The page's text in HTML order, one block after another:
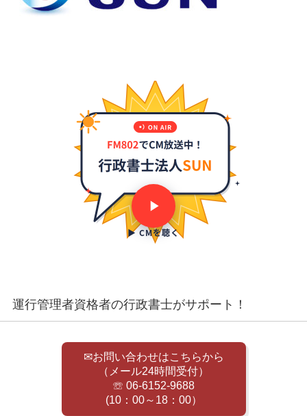
▶ CMを聴く
運行管理者資格者の行政書士がサポート！
✉お問い合わせはこちらから
（メール24時間受付）
☏ 06-6152-9688
(10：00～18：00）